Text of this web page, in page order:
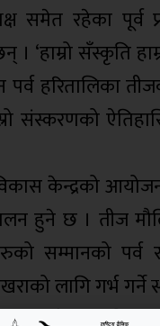
समेत रहेका पूर्व
‘हाम्रो सँस्कृति
हरितालिका
संस्करणको
केन्द्रको
हुने छ । तीज
सम्मानको
लागि गर्भ